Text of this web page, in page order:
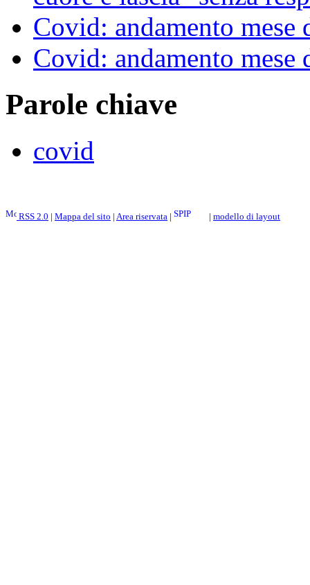
Covid: andamento mese
Covid: andamento mese
Parole chiave
covid
RSS 2.0 | Mappa del sito | Area riservata | | modello di layout